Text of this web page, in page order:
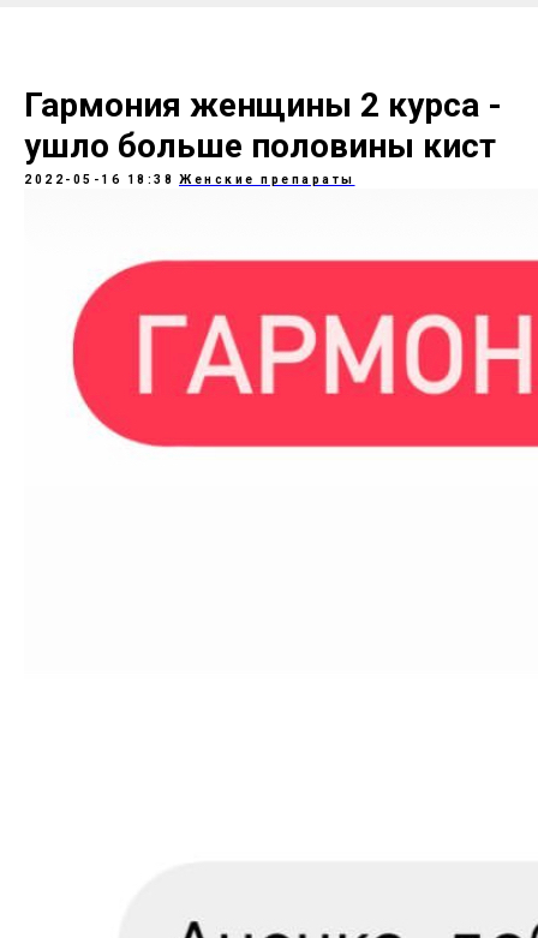
Гармония женщины 2 курса -
ушло больше половины кист
2022-05-16 18:38 Женские препараты